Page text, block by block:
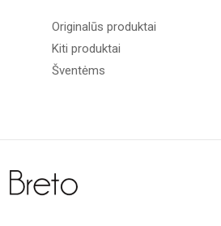
Originalūs produktai
Kiti produktai
Šventėms